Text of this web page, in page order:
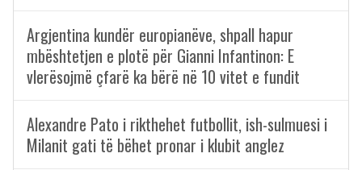
Argjentina kundër europianëve, shpall hapur
mbështetjen e plotë për Gianni Infantinon: E
vlerësojmë çfarë ka bërë në 10 vitet e fundit
Alexandre Pato i rikthehet futbollit, ish-sulmuesi i
Milanit gati të bëhet pronar i klubit anglez